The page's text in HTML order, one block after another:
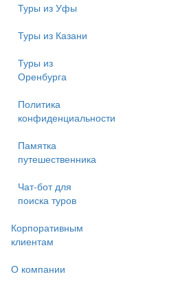
Туры из Уфы
Туры из Казани
Туры из
Оренбурга
Политика
конфиденциальности
Памятка
путешественника
Чат-бот для
поиска туров
Корпоративным
клиентам
О компании